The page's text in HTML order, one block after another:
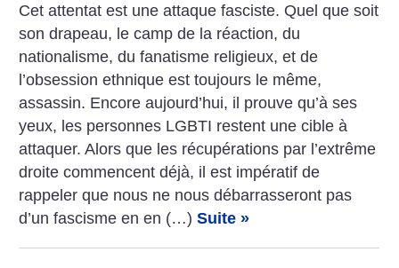
Cet attentat est une attaque fasciste. Quel que soit
son drapeau, le camp de la réaction, du
nationalisme, du fanatisme religieux, et de
l’obsession ethnique est toujours le même,
assassin. Encore aujourd’hui, il prouve qu’à ses
yeux, les personnes LGBTI restent une cible à
attaquer. Alors que les récupérations par l’extrême
droite commencent déjà, il est impératif de
rappeler que nous ne nous débarrasseront pas
d’un fascisme en en (…)Suite »